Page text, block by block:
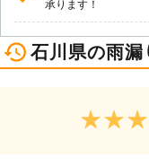
承ります！
石川県の雨